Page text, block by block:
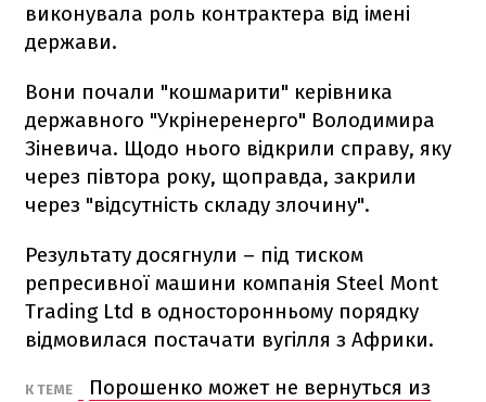
виконувала роль контрактера від імені
держави.
Вони почали "кошмарити" керівника
державного "Укрінеренерго" Володимира
Зіневича. Щодо нього відкрили справу, яку
через півтора року, щоправда, закрили
через "відсутність складу злочину".
Результату досягнули – під тиском
репресивної машини компанія Steel Mont
Trading Ltd в односторонньому порядку
відмовилася постачати вугілля з Африки.
К ТЕМЕ
Порошенко может не вернуться из